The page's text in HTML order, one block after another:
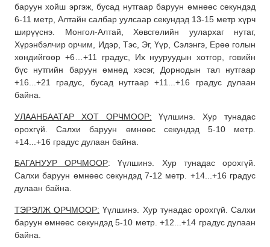
баруун хойш эргэж, бусад нутгаар баруун өмнөөс секундэд
6-11 метр, Алтайн салбар уулсаар секундэд 13-15 метр хүрч
ширүүснэ. Монгол-Алтай, Хөвсгөлийн уулархаг нутаг,
Хүрэнбэлчир орчим, Идэр, Тэс, Эг, Үүр, Сэлэнгэ, Ерөө голын
хөндийгөөр +6…+11 градус, Их нууруудын хотгор, говийн
бүс нутгийн баруун өмнөд хэсэг, Дорнодын тал нутгаар
+16...+21 градус, бусад нутгаар +11...+16 градус дулаан
байна.
УЛААНБААТАР ХОТ ОРЧМООР: Үүлшинэ. Хур тунадас
орохгүй. Салхи баруун өмнөөс секундэд 5-10 метр.
+14...+16 градус дулаан байна.
БАГАНУУР ОРЧМООР: Үүлшинэ. Хур тунадас орохгүй.
Салхи баруун өмнөөс секундэд 7-12 метр. +14...+16 градус
дулаан байна.
ТЭРЭЛЖ ОРЧМООР: Үүлшинэ. Хур тунадас орохгүй. Салхи
баруун өмнөөс секундэд 5-10 метр. +12...+14 градус дулаан
байна.